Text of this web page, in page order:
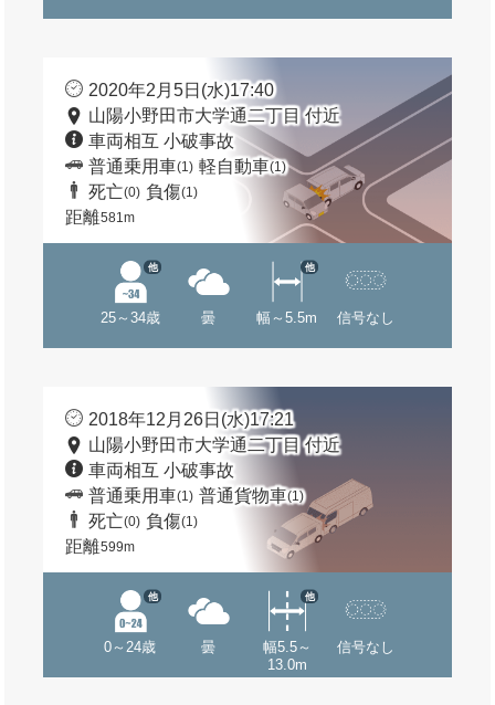
2020年2月5日(水)17:40
山陽小野田市大学通二丁目 付近
車両相互 小破事故
普通乗用車(1) 軽自動車(1)
死亡(0) 負傷(1)
距離581m
25～34歳
他
曇 幅～5.5m
他
信号なし
2018年12月26日(水)17:21
山陽小野田市大学通二丁目 付近
車両相互 小破事故
普通乗用車(1) 普通貨物車(1)
死亡(0) 負傷(1)
距離599m
0～24歳
他
曇
幅5.5～
13.0m
他
信号なし